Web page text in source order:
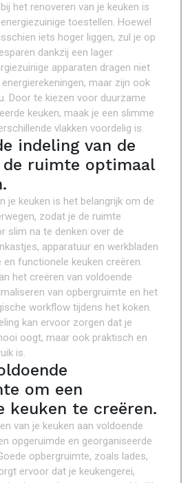
het renoveren van je keuken is
toestellen. Hoewel
iets hoger liggen, zul je op
dankzij een lager
apparaten dragen niet
maar zijn ook
Door te kiezen voor duurzame
keuken, maak je een slimme
vlakken voordelig is.
indeling van de
de ruimte optimaal
je keuken is het belangrijk om de
zodat je de ruimte
slim na te denken over de
apparatuur en werkbladen
en functionele keuken creëren.
het creëren van voldoende
van opbergruimte en het
workflow tijdens het koken.
kan ervoor zorgen dat je
oogt, maar ook praktisch en
is.
om een
keuken te creëren.
van je keuken aan voldoende
opgeruimde en georganiseerde
opbergruimte, zoals lades,
ervoor dat je keukengerei,